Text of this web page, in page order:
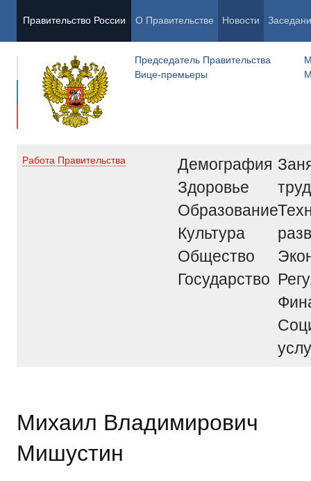
Правительство России О Правительстве Новости
Председатель Правительства
Вице-премьеры
Работа Правительства
Демография
Здоровье
Образование
Культура
Общество
Государство
труд
Михаил Владимирович
Мишустин